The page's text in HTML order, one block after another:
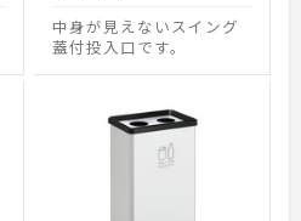
中身が見えないスイング
蓋付投入口です。